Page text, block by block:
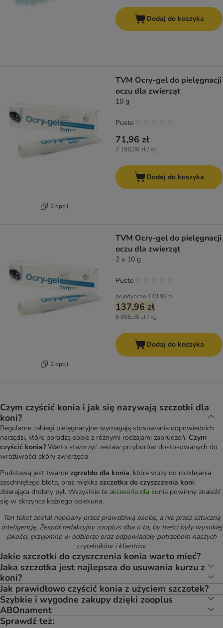
Dodaj do koszyka
2 opcji
TVM Ocry-gel do pielęgnacji
oczu dla zwierząt
10 g
71,96 zł
7 196,00 zł / kg
Pusto
Dodaj do koszyka
2 opcji
TVM Ocry-gel do pielęgnacji
oczu dla zwierząt
2 x 10 g
pojedynczo 143,92 zł
137,96 zł
6 898,00 zł / kg
Pusto
Dodaj do koszyka
Czym czyścić konia i jak się nazywają szczotki dla
koni?
Regularne zabiegi pielęgnacyjne wymagają stosowania odpowiednich
narzędzi, które poradzą sobie z różnymi rodzajami zabrudzeń. Czym
czyścić konia? Warto stworzyć zestaw przyborów dostosowanych do
wrażliwości skóry zwierzęcia.
Podstawą jest twarde zgrzebło dla konia, które służy do rozklejania
zaschniętego błota, oraz miękka szczotka do czyszczenia koni,
zbierająca drobny pył. Wszystkie te akcesoria dla konia powinny znaleźć
się w skrzynce każdego opiekuna.
Ten tekst został napisany przez prawdziwą osobę, a nie przez sztuczną
inteligencję. Zespół redakcyjny zooplus dba o to, by treści były wysokiej
jakości, przyjemne w odbiorze oraz odpowiadały potrzebom naszych
czytelników i klientów.
Jakie szczotki do czyszczenia konia warto mieć?
Jaka szczotka jest najlepsza do usuwania kurzu z
koni?
Jak prawidłowo czyścić konia z użyciem szczotek?
Szybkie i wygodne zakupy dzięki zooplus
ABOnament
Sprawdź też: